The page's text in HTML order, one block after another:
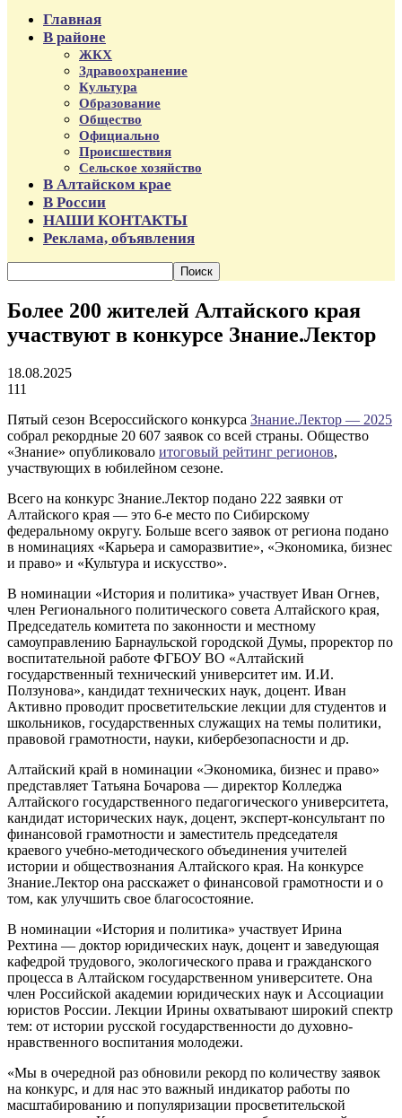
Главная
В районе
ЖКХ
Здравоохранение
Культура
Образование
Общество
Официально
Происшествия
Сельское хозяйство
В Алтайском крае
В России
НАШИ КОНТАКТЫ
Реклама, объявления
Более 200 жителей Алтайского края
участвуют в конкурсе Знание.Лектор
18.08.2025
111
Пятый сезон Всероссийского конкурса Знание.Лектор — 2025
собрал рекордные 20 607 заявок со всей страны. Общество
«Знание» опубликовало итоговый рейтинг регионов,
участвующих в юбилейном сезоне.
Всего на конкурс Знание.Лектор подано 222 заявки от
Алтайского края — это 6-е место по Сибирскому
федеральному округу. Больше всего заявок от региона подано
в номинациях «Карьера и саморазвитие», «Экономика, бизнес
и право» и «Культура и искусство».
В номинации «История и политика» участвует Иван Огнев,
член Регионального политического совета Алтайского края,
Председатель комитета по законности и местному
самоуправлению Барнаульской городской Думы, проректор по
воспитательной работе ФГБОУ ВО «Алтайский
государственный технический университет им. И.И.
Ползунова», кандидат технических наук, доцент. Иван
Активно проводит просветительские лекции для студентов и
школьников, государственных служащих на темы политики,
правовой грамотности, науки, кибербезопасности и др.
Алтайский край в номинации «Экономика, бизнес и право»
представляет Татьяна Бочарова — директор Колледжа
Алтайского государственного педагогического университета,
кандидат исторических наук, доцент, эксперт-консультант по
финансовой грамотности и заместитель председателя
краевого учебно-методического объединения учителей
истории и обществознания Алтайского края. На конкурсе
Знание.Лектор она расскажет о финансовой грамотности и о
том, как улучшить свое благосостояние.
В номинации «История и политика» участвует Ирина
Рехтина — доктор юридических наук, доцент и заведующая
кафедрой трудового, экологического права и гражданского
процесса в Алтайском государственном университете. Она
член Российской академии юридических наук и Ассоциации
юристов России. Лекции Ирины охватывают широкий спектр
тем: от истории русской государственности до духовно-
нравственного воспитания молодежи.
«Мы в очередной раз обновили рекорд по количеству заявок
на конкурс, и для нас это важный индикатор работы по
масштабированию и популяризации просветительской